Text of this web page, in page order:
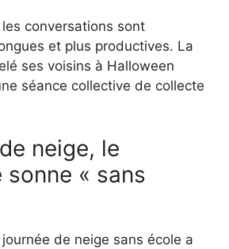
conversations sont
et plus productives. La
ses voisins à Halloween
séance collective de collecte
neige, le
« sans
de neige sans école a